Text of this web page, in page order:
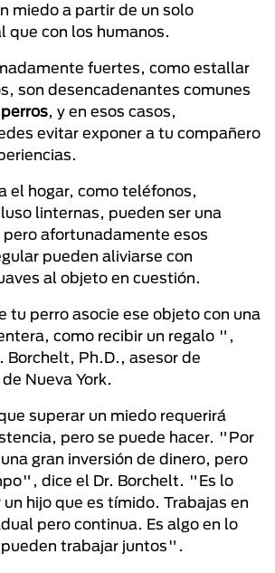
miedo a partir de un solo
que con los humanos.
fuertes, como estallar
son desencadenantes comunes
, y en esos casos,
evitar exponer a tu compañero
el hogar, como teléfonos,
linternas, pueden ser una
afortunadamente esos
pueden aliviarse con
al objeto en cuestión.
tu perro asocie ese objeto con una
como recibir un regalo ",
Borchelt, Ph.D., asesor de
Nueva York.
superar un miedo requerirá
pero se puede hacer. "Por
gran inversión de dinero, pero
dice el Dr. Borchelt. "Es lo
hijo que es tímido. Trabajas en
pero continua. Es algo en lo
trabajar juntos".